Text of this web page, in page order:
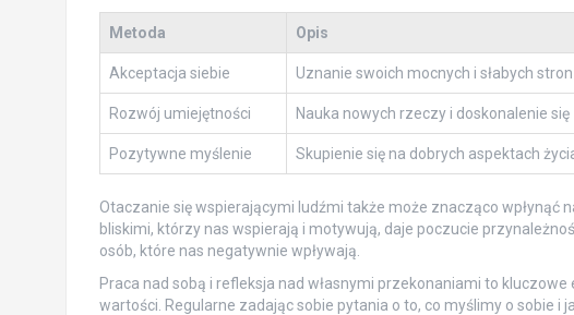
Metoda Opis
Akceptacja siebie Uznanie swoich mocnych i słabych stron
Rozwój umiejętności Nauka nowych rzeczy i doskonalenie się
Pozytywne myślenie Skupienie się na dobrych aspektach
Otaczanie się wspierającymi ludźmi także może znacząco wpłynąć
bliskimi, którzy nas wspierają i motywują, daje poczucie
osób, które nas negatywnie wpływają.
Praca nad sobą i refleksja nad własnymi przekonaniami to
wartości. Regularne zadając sobie pytania o to, co myślimy o sobie